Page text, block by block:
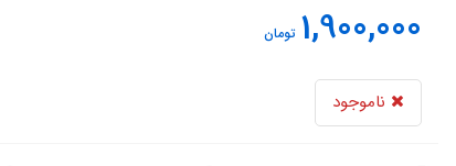
1,900,000 تومان
ناموجود